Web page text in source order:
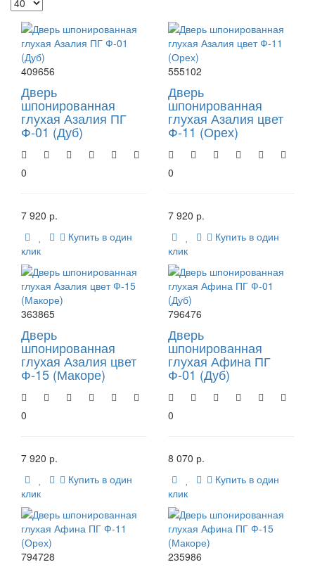
409656
Дверь
шпонированная
глухая Азалия ПГ
Ф-01 (Дуб)
0
7 920 р.
Купить в один
клик
555102
Дверь
шпонированная
глухая Азалия цвет
Ф-11 (Орех)
0
7 920 р.
Купить в один
клик
363865
Дверь
шпонированная
глухая Азалия цвет
Ф-15 (Макоре)
0
7 920 р.
Купить в один
клик
796476
Дверь
шпонированная
глухая Афина ПГ
Ф-01 (Дуб)
0
8 070 р.
Купить в один
клик
794728 235986